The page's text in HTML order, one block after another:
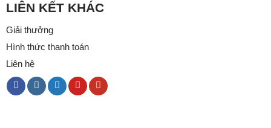
LIÊN KẾT KHÁC
Giải thưởng
Hình thức thanh toán
Liên hệ